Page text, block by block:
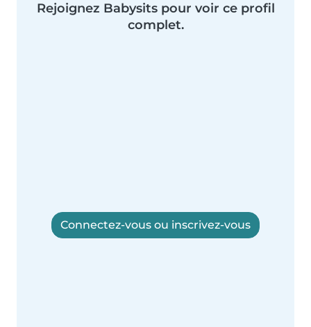
Rejoignez Babysits pour voir ce profil
complet.
Connectez-vous ou inscrivez-vous